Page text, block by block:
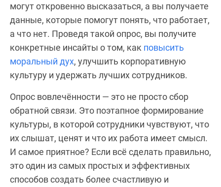
могут откровенно высказаться, а вы получаете
данные, которые помогут понять, что работает,
а что нет. Проведя такой опрос, вы получите
конкретные инсайты о том, как повысить
моральный дух, улучшить корпоративную
культуру и удержать лучших сотрудников.
Опрос вовлечённости — это не просто сбор
обратной связи. Это поэтапное формирование
культуры, в которой сотрудники чувствуют, что
их слышат, ценят и что их работа имеет смысл.
И самое приятное? Если всё сделать правильно,
это один из самых простых и эффективных
способов создать более счастливую и